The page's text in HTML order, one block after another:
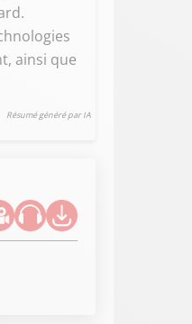
ainsi que
Résumé généré par IA